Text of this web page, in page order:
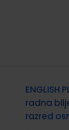
ENGLISH
radna
razred